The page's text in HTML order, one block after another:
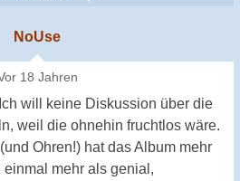
NoUse
18 Jahren
will keine Diskussion über die
weil die ohnehin fruchtlos wäre.
Ohren!) hat das Album mehr
mehr als genial,